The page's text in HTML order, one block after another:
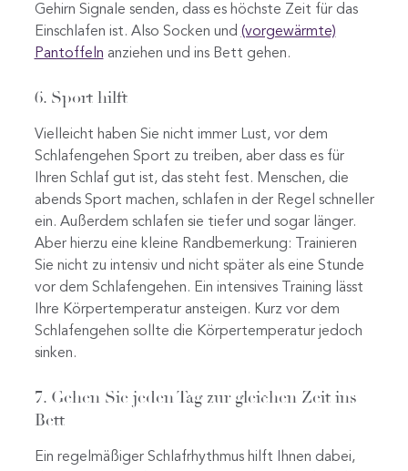
Gehirn Signale senden, dass es höchste Zeit für das
Einschlafen ist. Also Socken und (vorgewärmte)
Pantoffeln anziehen und ins Bett gehen.
6. Sport hilft
Vielleicht haben Sie nicht immer Lust, vor dem
Schlafengehen Sport zu treiben, aber dass es für
Ihren Schlaf gut ist, das steht fest. Menschen, die
abends Sport machen, schlafen in der Regel schneller
ein. Außerdem schlafen sie tiefer und sogar länger.
Aber hierzu eine kleine Randbemerkung: Trainieren
Sie nicht zu intensiv und nicht später als eine Stunde
vor dem Schlafengehen. Ein intensives Training lässt
Ihre Körpertemperatur ansteigen. Kurz vor dem
Schlafengehen sollte die Körpertemperatur jedoch
sinken.
7. Gehen Sie jeden Tag zur gleichen Zeit ins
Bett
Ein regelmäßiger Schlafrhythmus hilft Ihnen dabei,